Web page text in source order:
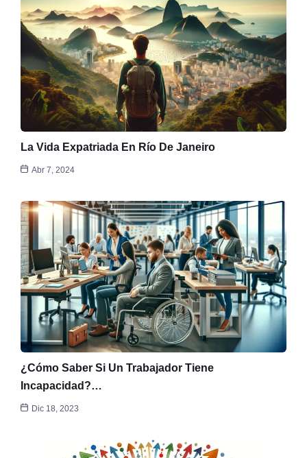
La Vida Expatriada En Río De Janeiro
Abr 7, 2024
¿Cómo Saber Si Un Trabajador Tiene
Incapacidad?…
Dic 18, 2023